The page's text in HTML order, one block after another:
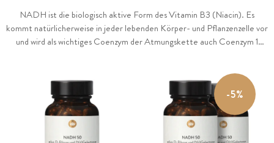
NADH ist die biologisch aktive Form des Vitamin B3 (Niacin). Es
kommt natürlicherweise in jeder lebenden Körper- und Pflanzenzelle vor
und wird als wichtiges Coenzym der Atmungskette auch Coenzym 1
-5%